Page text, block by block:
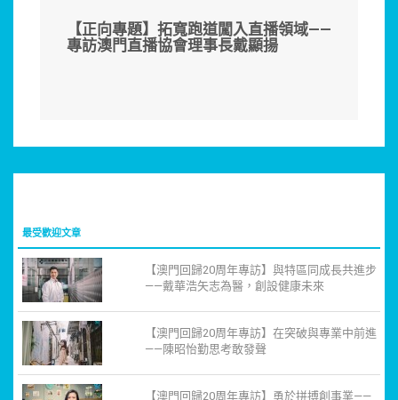
【正向專題】拓寬跑道闖入直播領域——
專訪澳門直播協會理事長戴顯揚
最受歡迎文章
【澳門回歸20周年專訪】與特區同成長共進步
——戴華浩矢志為醫，創設健康未來
【澳門回歸20周年專訪】在突破與專業中前進
——陳昭怡勤思考敢發聲
【澳門回歸20周年專訪】勇於拼搏創事業——